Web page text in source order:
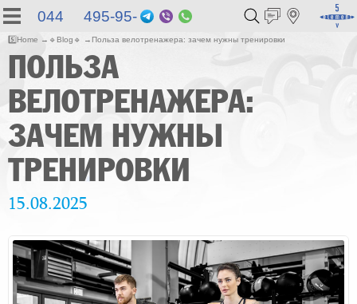
044 495-95-
Telegram
ViberWhatsApp
5️⃣Home 🔹 Blog 🔹 Польза велотренажера: зачем нужны тренировки
ПОЛЬЗА
ВЕЛОТРЕНАЖЕРА:
ЗАЧЕМ НУЖНЫ
ТРЕНИРОВКИ
15.08.2025